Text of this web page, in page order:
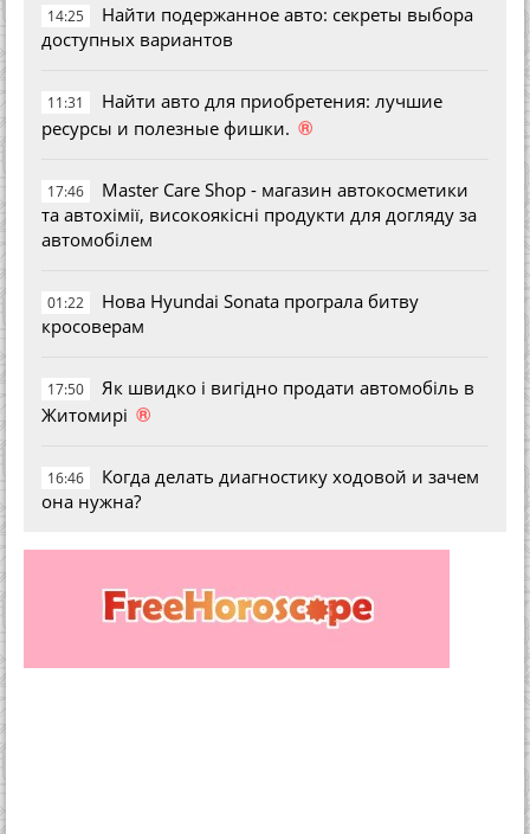
14:25
Найти подержанное авто: секреты выбора
доступных вариантов
11:31
Найти авто для приобретения: лучшие
ресурсы и полезные фишки. ®
17:46
Master Care Shop - магазин автокосметики
та автохімії, високоякісні продукти для догляду за
автомобілем
01:22
Нова Hyundai Sonata програла битву
кросоверам
17:50
Як швидко і вигідно продати автомобіль в
Житомирі ®
16:46
Когда делать диагностику ходовой и зачем
она нужна?